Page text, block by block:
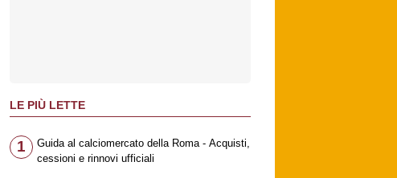
LE PIÙ LETTE
1
Guida al calciomercato della Roma - Acquisti,
cessioni e rinnovi ufficiali